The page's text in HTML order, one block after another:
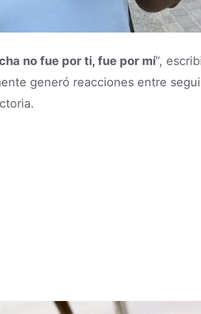
no fue por ti, fue por mí”,
generó reacciones entre